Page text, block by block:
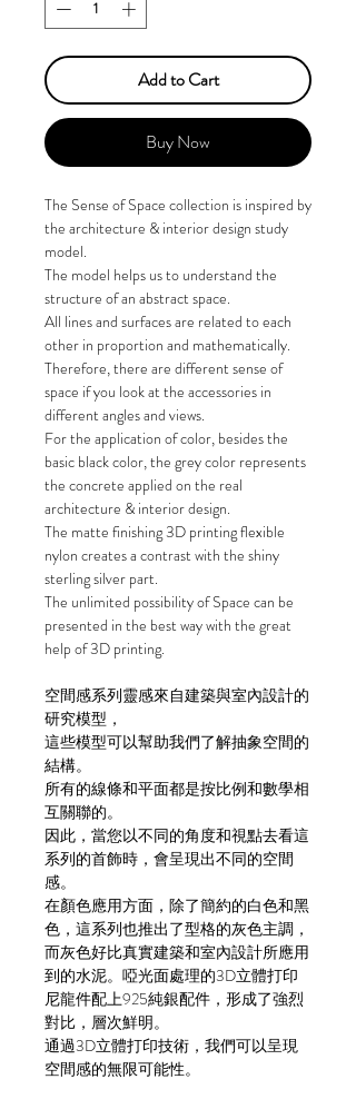
Add to Cart
Buy Now
The Sense of Space collection is inspired by
the architecture & interior design study
model.
The model helps us to understand the
structure of an abstract space.
All lines and surfaces are related to each
other in proportion and mathematically.
Therefore, there are different sense of
space if you look at the accessories in
different angles and views.
For the application of color, besides the
basic black color, the grey color represents
the concrete applied on the real
architecture & interior design.
The matte finishing 3D printing flexible
nylon creates a contrast with the shiny
sterling silver part.
The unlimited possibility of Space can be
presented in the best way with the great
help of 3D printing.
空間感系列靈感來自建築與室內設計的
研究模型，
這些模型可以幫助我們了解抽象空間的
結構。
所有的線條和平面都是按比例和數學相
互關聯的。
因此，當您以不同的角度和視點去看這
系列的首飾時，會呈現出不同的空間
感。
在顏色應用方面，除了簡約的白色和黑
色，這系列也推出了型格的灰色主調，
而灰色好比真實建築和室內設計所應用
到的水泥。啞光面處理的3D立體打印
尼龍件配上925純銀配件，形成了強烈
對比，層次鮮明。
通過3D立體打印技術，我們可以呈現
空間感的無限可能性。